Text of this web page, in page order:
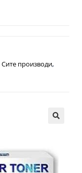
Сите производи,